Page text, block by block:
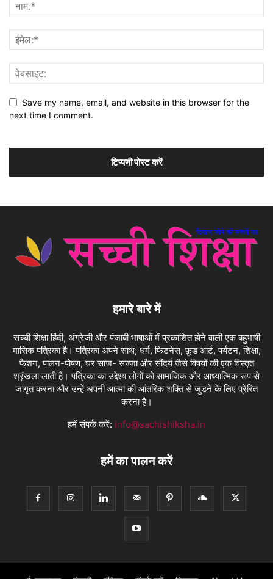
Save my name, email, and website in this browser for the
next time I comment.
हमारे बारे में
सच्ची शिक्षा हिंदी, अंग्रेजी और पंजाबी भाषाओं में प्रकाशित होने वाली एक बहुभाषी
मासिक पत्रिका है। पत्रिका अपने साथ; धर्म, फिटनेस, फ़ूड आर्ट, पर्यटन, शिक्षा,
फैशन, पालन-पोषण, घर साज- सज्जा और सौंदर्य जैसे विषयों की एक विस्तृत
श्रृंखला लाती है। पत्रिका का उद्देश्य लोगों को सामाजिक और आध्यात्मिक रूप से
जागृत करना और उन्हें अपनी आत्मा की आंतरिक शक्ति से जुड़ने के लिए प्रेरित
करना है।
हमें संपर्क करें: info@sachishiksha.in
हमें का पालन करें